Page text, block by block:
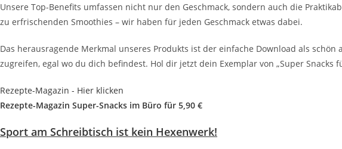
Unsere Top-Benefits umfassen nicht nur den Geschmack, sondern auch die
zu erfrischenden Smoothies – wir haben für jeden Geschmack etwas dabei.
Das herausragende Merkmal unseres Produkts ist der einfache Download als
zugreifen, egal wo du dich befindest. Hol dir jetzt dein Exemplar von „Super
Rezepte-Magazin - Hier klicken
Rezepte-Magazin Super-Snacks im Büro für 5,90 €
Sport am Schreibtisch ist kein Hexenwerk!